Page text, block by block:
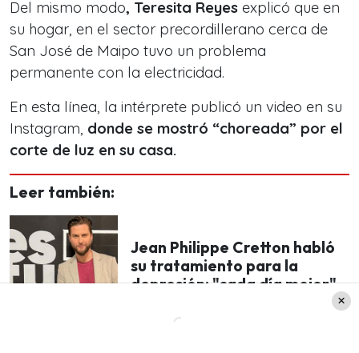
Del mismo modo, Teresita Reyes explicó que en
su hogar, en el sector precordillerano cerca de
San José de Maipo tuvo un problema
permanente con la electricidad.
En esta línea, la intérprete publicó un video en su
Instagram, donde se mostró “choreada” por el
corte de luz en su casa.
Leer también:
Jean Philippe Cretton habló
su tratamiento para la
depresión: "cada día mejor"